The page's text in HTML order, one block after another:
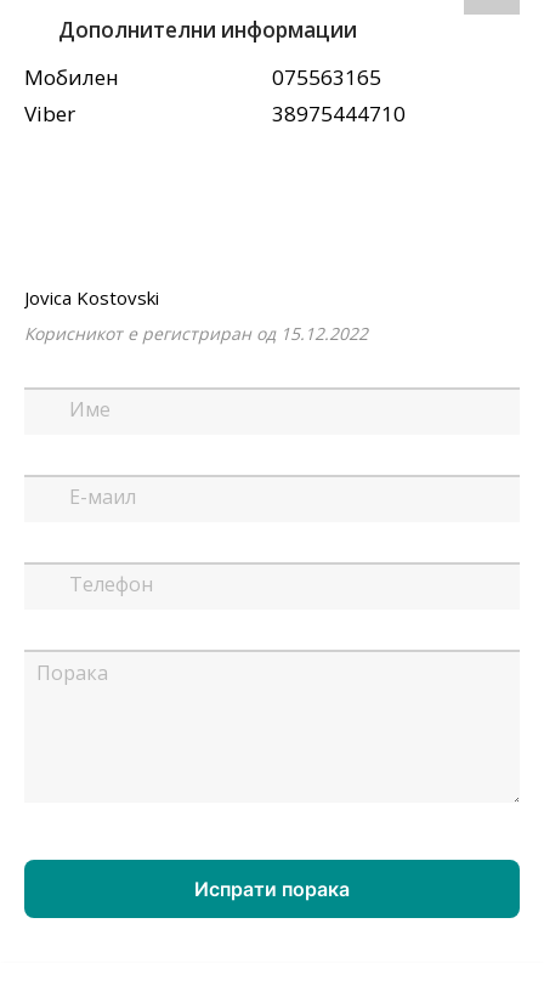
Дополнителни информации
Мобилен
075563165
Viber
38975444710
Jovica Kostovski
Корисникот е регистриран од 15.12.2022